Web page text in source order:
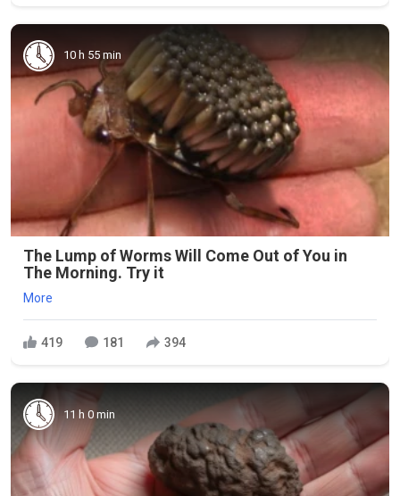
10 h 55 min
The Lump of Worms Will Come Out of You in
The Morning. Try it
More
419 181 394
11 h 0 min